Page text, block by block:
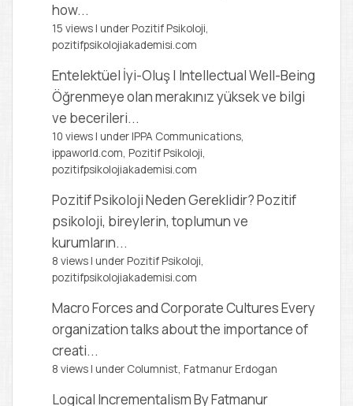
how...
15 views | under Pozitif Psikoloji,
pozitifpsikolojiakademisi.com
Entelektüel İyi-Oluş | Intellectual Well-Being
Öğrenmeye olan merakınız yüksek ve bilgi
ve becerileri...
10 views | under IPPA Communications,
ippaworld.com, Pozitif Psikoloji,
pozitifpsikolojiakademisi.com
Pozitif Psikoloji Neden Gereklidir?Pozitif
psikoloji, bireylerin, toplumun ve
kurumların...
8 views | under Pozitif Psikoloji,
pozitifpsikolojiakademisi.com
Macro Forces and Corporate CulturesEvery
organization talks about the importance of
creati...
8 views | under Columnist, Fatmanur Erdogan
Logical IncrementalismBy Fatmanur